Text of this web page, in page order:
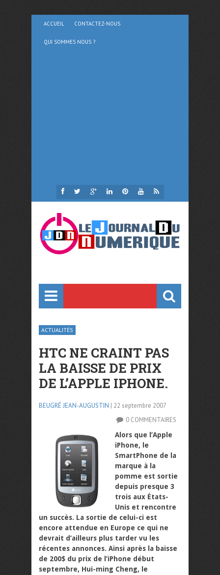
ACCUEIL CONTACTEZ-NOUS
QUI SOMMES NOUS ?
ACTUALITÉS
HTC NE CRAINT PAS
LA BAISSE DE PRIX
DE L’APPLE IPHONE.
BEUGRÉ JEAN-AUGUSTIN | 22 septembre 2007
0 COMMENTAIRES
Alors que l’Apple
iPhone, le
SmartPhone de la
marque à la
pomme est sortie
depuis presque 3
trois aux États-
Unis et rencontre
un succès. La sortie de celui-ci est
encore attendue en Europe ce qui ne
devrait d’ailleurs plus tarder vu les
récentes annonces. Ainsi après la baisse
de 200$ du prix de l’iPhone début
septembre, Hui-ming Cheng, le